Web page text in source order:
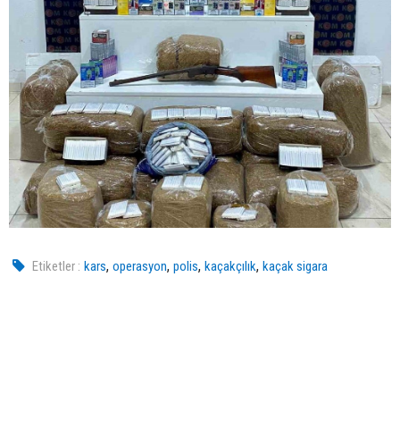
Etiketler : kars,operasyon,polis,kaçakçılık,kaçak sigara